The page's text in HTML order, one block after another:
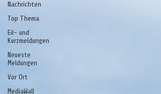
Nachrichten
Top Thema
Eil- und
Kurzmeldungen
Neueste
Meldungen
Vor Ort
MediaWall